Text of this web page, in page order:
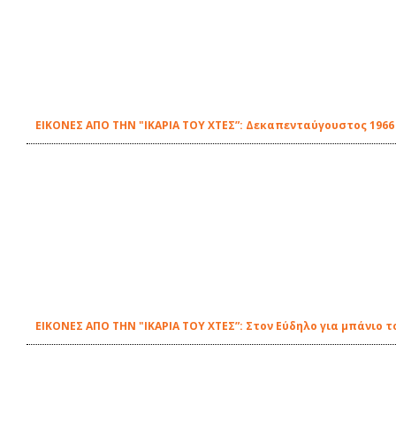
ΕΙΚΟΝΕΣ ΑΠΟ ΤΗΝ "ΙΚΑΡΙΑ ΤΟΥ ΧΤΕΣ”: Δεκαπενταύγουστος
ΕΙΚΟΝΕΣ ΑΠΟ ΤΗΝ "ΙΚΑΡΙΑ ΤΟΥ ΧΤΕΣ”: Στον Εύδηλο για μπάνιο